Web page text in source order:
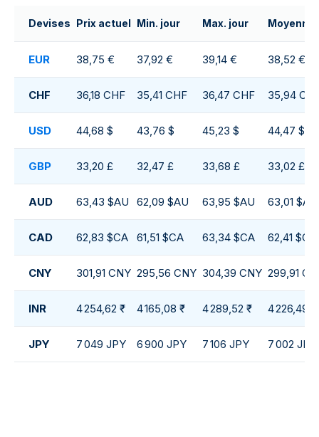
Devises Prix actuel Min. jour Max. jour Moyenne
EUR 38,75 € 37,92 € 39,14 € 38,52 €
CHF 36,18 CHF 35,41 CHF 36,47 CHF 35,94
USD 44,68 $ 43,76 $ 45,23 $ 44,47 $
GBP 33,20 £ 32,47 £ 33,68 £ 33,02 £
AUD 63,43 $AU 62,09 $AU 63,95 $AU 63,01 $AU
CAD 62,83 $CA 61,51 $CA 63,34 $CA 62,41 $CA
CNY 301,91 CNY 295,56 CNY 304,39 CNY 299,91
INR 4 254,62 ₹ 4 165,08 ₹ 4 289,52 ₹ 4 226,49 ₹
JPY 7 049 JPY 6 900 JPY 7 106 JPY 7 002 JPY